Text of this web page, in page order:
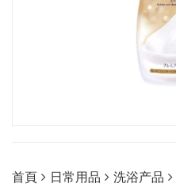
首頁 日常用品 洗浴产品